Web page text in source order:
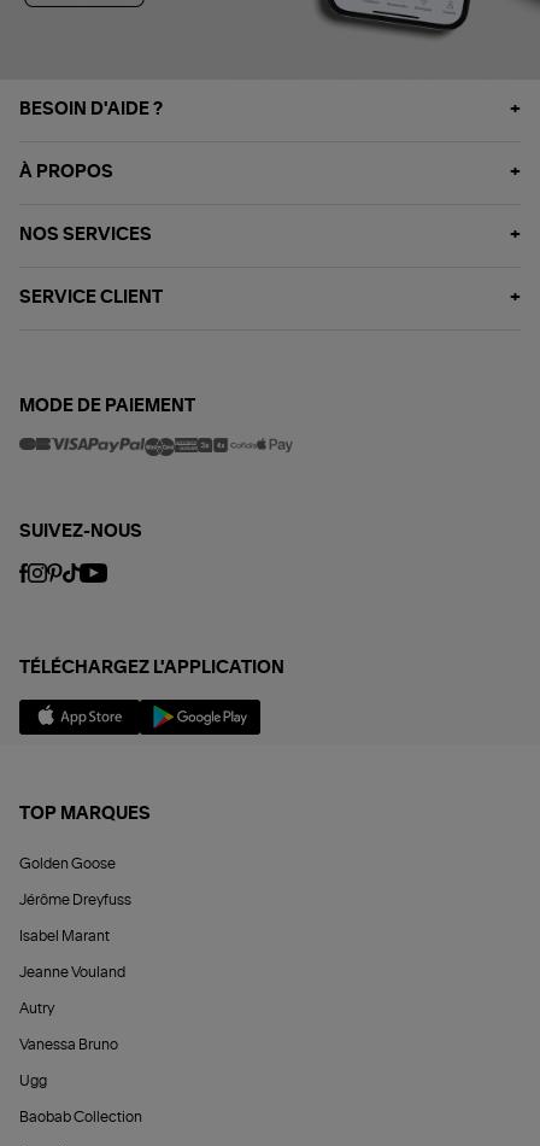
BESOIN D'AIDE ?
À PROPOS
NOS SERVICES
SERVICE CLIENT
MODE DE PAIEMENT
SUIVEZ-NOUS
TÉLÉCHARGEZ L'APPLICATION
TOP MARQUES
Golden Goose
Jérôme Dreyfuss
Isabel Marant
Jeanne Vouland
Autry
Vanessa Bruno
Ugg
Baobab Collection